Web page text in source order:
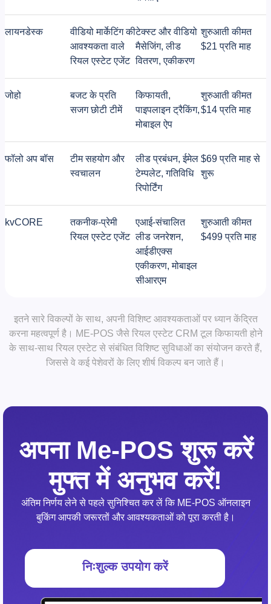
लायनडेस्क
वीडियो मार्केटिंग की
आवश्यकता वाले
रियल एस्टेट एजेंट
टेक्स्ट और वीडियो
मैसेजिंग, लीड
वितरण, एकीकरण
शुरुआती कीमत
$21 प्रति माह
जोहो
बजट के प्रति
सजग छोटी टीमें
किफायती,
पाइपलाइन ट्रैकिंग,
मोबाइल ऐप
शुरुआती कीमत
$14 प्रति माह
फॉलो अप बॉस
टीम सहयोग और
स्वचालन
लीड प्रबंधन, ईमेल
टेम्पलेट, गतिविधि
रिपोर्टिंग
$69 प्रति माह से
शुरू
kvCORE
तकनीक-प्रेमी
रियल एस्टेट एजेंट
एआई-संचालित
लीड जनरेशन,
आईडीएक्स
एकीकरण, मोबाइल
सीआरएम
शुरुआती कीमत
$499 प्रति माह
इतने सारे विकल्पों के साथ, अपनी विशिष्ट आवश्यकताओं पर ध्यान केंद्रित
करना महत्वपूर्ण है। ME-POS जैसे रियल एस्टेट CRM टूल किफायती होने
के साथ-साथ रियल एस्टेट से संबंधित विशिष्ट सुविधाओं का संयोजन करते हैं,
जिससे वे कई पेशेवरों के लिए शीर्ष विकल्प बन जाते हैं।
अपना Me-POS शुरू करें
मुफ्त में अनुभव करें!
अंतिम निर्णय लेने से पहले सुनिश्चित कर लें कि ME-POS ऑनलाइन
बुकिंग आपकी जरूरतों और आवश्यकताओं को पूरा करती है।
निःशुल्क उपयोग करें